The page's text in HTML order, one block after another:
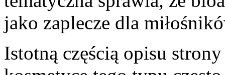
jako zaplecze dla
Istotną częścią opisu